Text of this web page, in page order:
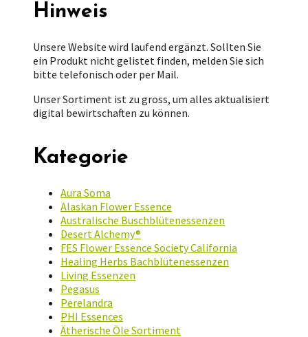
Hinweis
Unsere Website wird laufend ergänzt. Sollten Sie
ein Produkt nicht gelistet finden, melden Sie sich
bitte telefonisch oder per Mail.
Unser Sortiment ist zu gross, um alles aktualisiert
digital bewirtschaften zu können.
Kategorie
Aura Soma
Alaskan Flower Essence
Australische Buschblütenessenzen
Desert Alchemy®
FES Flower Essence Society California
Healing Herbs Bachblütenessenzen
Living Essenzen
Pegasus
Perelandra
PHI Essences
Ätherische Öle Sortiment